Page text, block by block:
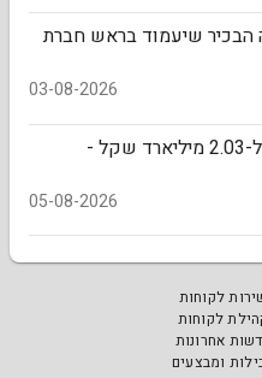
הבכיר שיעמוד בראש חברת
03-08-2026
בזק: הכנסות הליבה צמחו ב-4% ל-2.03 מיליארד שקל -
05-08-2026
לקוחות
לקוחות
אחרונות
ומבצעים